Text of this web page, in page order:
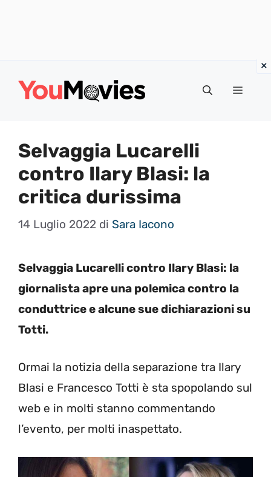
Menu
Selvaggia Lucarelli
contro Ilary Blasi: la
critica durissima
14 Luglio 2022 di Sara Iacono
Selvaggia Lucarelli contro Ilary Blasi: la
giornalista apre una polemica contro la
conduttrice e alcune sue dichiarazioni su
Totti.
Ormai la notizia della separazione tra Ilary
Blasi e Francesco Totti è sta spopolando sul
web e in molti stanno commentando
l’evento, per molti inaspettato.